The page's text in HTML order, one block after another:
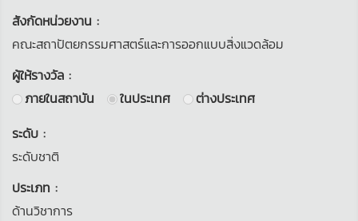
สังกัดหน่วยงาน :
คณะสถาปัตยกรรมศาสตร์และการออกแบบสิ่งแวดล้อม
ผู้ให้รางวัล :
ภายในสถาบัน
ในประเทศ
ต่างประเทศ
ระดับ :
ระดับชาติ
ประเภท :
ด้านวิชาการ